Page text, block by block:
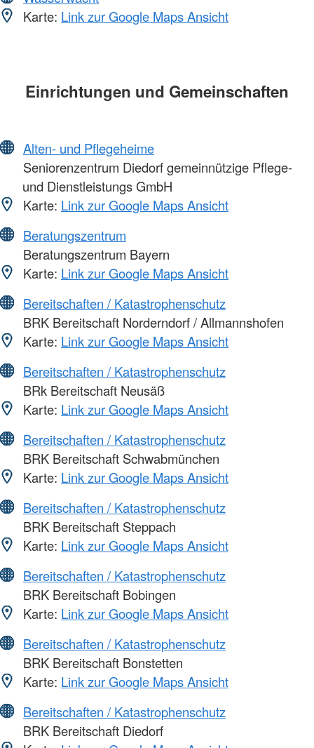
Karte: Link zur Google Maps Ansicht
Einrichtungen und Gemeinschaften
Alten- und Pflegeheime
Seniorenzentrum Diedorf gemeinnützige Pflege-
und Dienstleistungs GmbH
Karte: Link zur Google Maps Ansicht
Beratungszentrum
Beratungszentrum Bayern
Karte: Link zur Google Maps Ansicht
Bereitschaften / Katastrophenschutz
BRK Bereitschaft Norderndorf / Allmannshofen
Karte: Link zur Google Maps Ansicht
Bereitschaften / Katastrophenschutz
BRk Bereitschaft Neusäß
Karte: Link zur Google Maps Ansicht
Bereitschaften / Katastrophenschutz
BRK Bereitschaft Schwabmünchen
Karte: Link zur Google Maps Ansicht
Bereitschaften / Katastrophenschutz
BRK Bereitschaft Steppach
Karte: Link zur Google Maps Ansicht
Bereitschaften / Katastrophenschutz
BRK Bereitschaft Bobingen
Karte: Link zur Google Maps Ansicht
Bereitschaften / Katastrophenschutz
BRK Bereitschaft Bonstetten
Karte: Link zur Google Maps Ansicht
Bereitschaften / Katastrophenschutz
BRK Bereitschaft Diedorf